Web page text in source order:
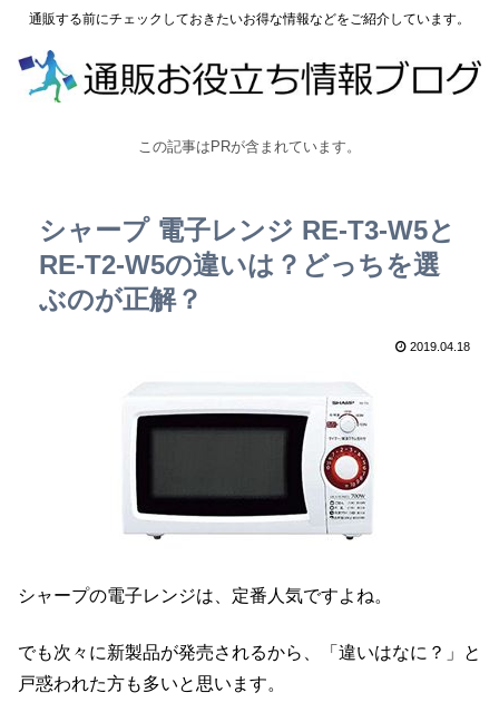
通販する前にチェックしておきたいお得な情報などをご紹介しています。
この記事はPRが含まれています。
シャープ 電子レンジ RE-T3-W5と
RE-T2-W5の違いは？どっちを選
ぶのが正解？
2019.04.18
シャープの電子レンジは、定番人気ですよね。
でも次々に新製品が発売されるから、「違いはなに？」と
戸惑われた方も多いと思います。